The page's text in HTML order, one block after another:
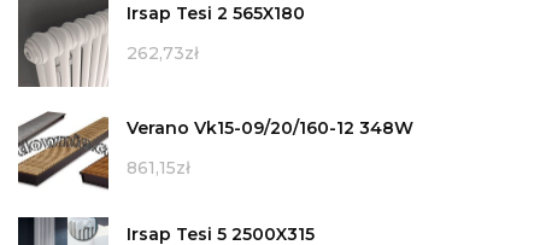
Irsap Tesi 2 565X180
262,73zł
Verano Vk15-09/20/160-12 348W
861,15zł
Irsap Tesi 5 2500X315